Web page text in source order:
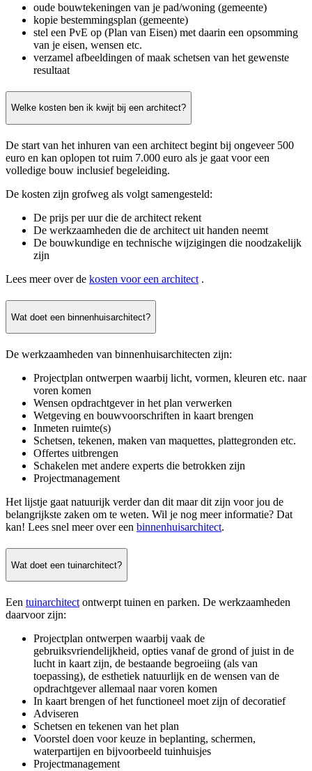
oude bouwtekeningen van je pad/woning (gemeente)
kopie bestemmingsplan (gemeente)
stel een PvE op (Plan van Eisen) met daarin een opsomming
van je eisen, wensen etc.
verzamel afbeeldingen of maak schetsen van het gewenste
resultaat
Welke kosten ben ik kwijt bij een architect?
De start van het inhuren van een architect begint bij ongeveer 500
euro en kan oplopen tot ruim 7.000 euro als je gaat voor een
volledige bouw inclusief begeleiding.
De kosten zijn grofweg als volgt samengesteld:
De prijs per uur die de architect rekent
De werkzaamheden die de architect uit handen neemt
De bouwkundige en technische wijzigingen die noodzakelijk
zijn
Lees meer over de kosten voor een architect .
Wat doet een binnenhuisarchitect?
De werkzaamheden van binnenhuisarchitecten zijn:
Projectplan ontwerpen waarbij licht, vormen, kleuren etc. naar
voren komen
Wensen opdrachtgever in het plan verwerken
Wetgeving en bouwvoorschriften in kaart brengen
Inmeten ruimte(s)
Schetsen, tekenen, maken van maquettes, plattegronden etc.
Offertes uitbrengen
Schakelen met andere experts die betrokken zijn
Projectmanagement
Het lijstje gaat natuurijk verder dan dit maar dit zijn voor jou de
belangrijkste zaken om te weten. Wil je nog meer informatie? Dat
kan! Lees snel meer over een binnenhuisarchitect.
Wat doet een tuinarchitect?
Een tuinarchitect ontwerpt tuinen en parken. De werkzaamheden
daarvoor zijn:
Projectplan ontwerpen waarbij vaak de
gebruiksvriendelijkheid, opties vanaf de grond of juist in de
lucht in kaart zijn, de bestaande begroeiing (als van
toepassing), de esthetiek natuurlijk en de wensen van de
opdrachtgever allemaal naar voren komen
In kaart brengen of het functioneel moet zijn of decoratief
Adviseren
Schetsen en tekenen van het plan
Voorstel doen voor keuze in beplanting, schermen,
waterpartijen en bijvoorbeeld tuinhuisjes
Projectmanagement